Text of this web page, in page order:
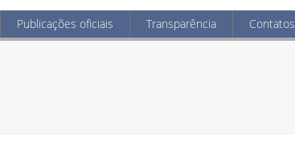
Publicações oficiais Transparência Contatos